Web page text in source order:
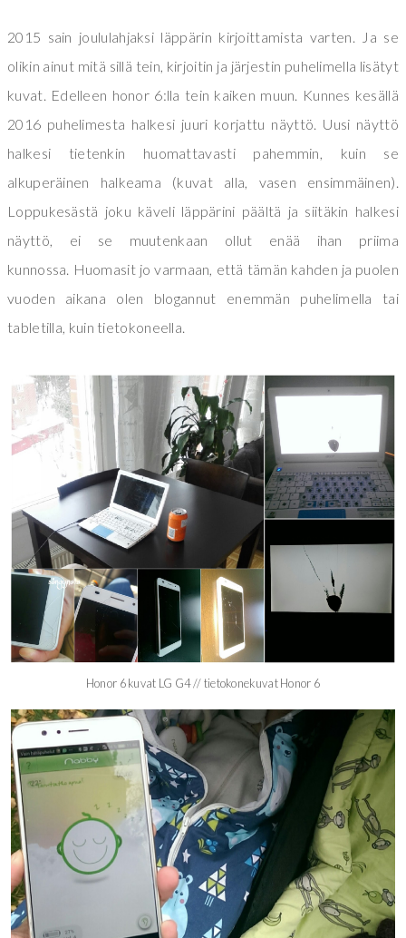
2015 sain joululahjaksi läppärin kirjoittamista varten. Ja se
olikin ainut mitä sillä tein, kirjoitin ja järjestin puhelimella lisätyt
kuvat. Edelleen honor 6:lla tein kaiken muun. Kunnes kesällä
2016 puhelimesta halkesi juuri korjattu näyttö. Uusi näyttö
halkesi tietenkin huomattavasti pahemmin, kuin se
alkuperäinen halkeama (kuvat alla, vasen ensimmäinen).
Loppukesästä joku käveli läppärini päältä ja siitäkin halkesi
näyttö, ei se muutenkaan ollut enää ihan priima
kunnossa. Huomasit jo varmaan, että tämän kahden ja puolen
vuoden aikana olen blogannut enemmän puhelimella tai
tabletilla, kuin tietokoneella.
Honor 6 kuvat LG G4 // tietokonekuvat Honor 6